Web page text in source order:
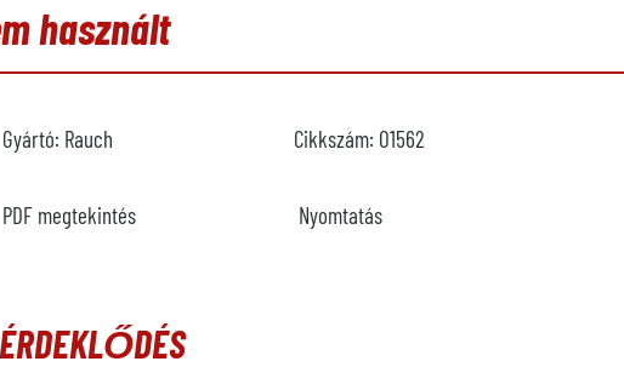
használt
Gyártó: Rauch Cikkszám: O1562
PDF megtekintés Nyomtatás
ÉRDEKLŐDÉS